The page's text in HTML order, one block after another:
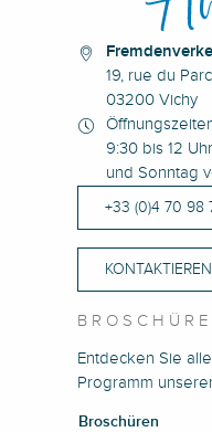
19, rue du Parc
03200 Vichy
9:30 bis 12
und Sonntag
+33 (0)4 70 98
Entdecken Sie
Programm
Broschüren